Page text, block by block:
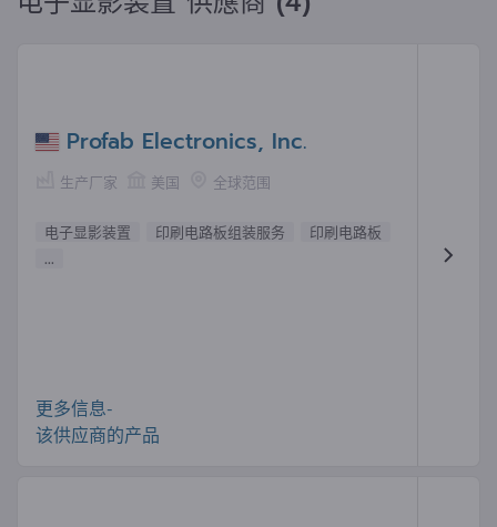
Profab Electronics, Inc.
生产厂家 美国 全球范围
电子显影装置 印刷电路板组装服务
印刷电路板
...
更多信息-
该供应商的产品